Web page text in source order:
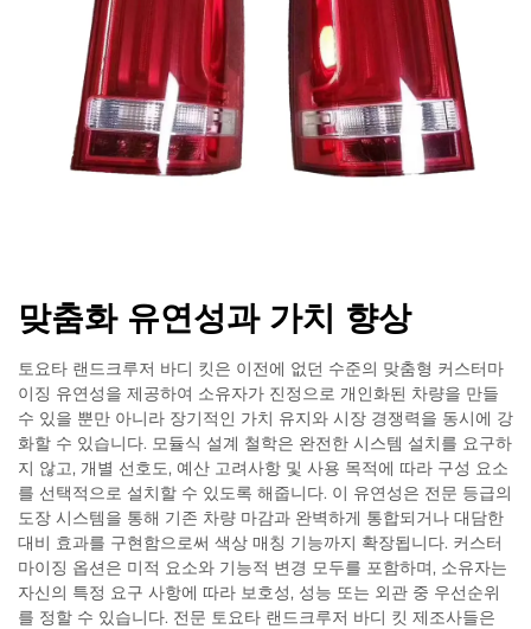
맞춤화 유연성과 가치 향상
토요타 랜드크루저 바디 킷은 이전에 없던 수준의 맞춤형 커스터마
이징 유연성을 제공하여 소유자가 진정으로 개인화된 차량을 만들
수 있을 뿐만 아니라 장기적인 가치 유지와 시장 경쟁력을 동시에 강
화할 수 있습니다. 모듈식 설계 철학은 완전한 시스템 설치를 요구하
지 않고, 개별 선호도, 예산 고려사항 및 사용 목적에 따라 구성 요소
를 선택적으로 설치할 수 있도록 해줍니다. 이 유연성은 전문 등급의
도장 시스템을 통해 기존 차량 마감과 완벽하게 통합되거나 대담한
대비 효과를 구현함으로써 색상 매칭 기능까지 확장됩니다. 커스터
마이징 옵션은 미적 요소와 기능적 변경 모두를 포함하며, 소유자는
자신의 특정 요구 사항에 따라 보호성, 성능 또는 외관 중 우선순위
를 정할 수 있습니다. 전문 토요타 랜드크루저 바디 킷 제조사들은